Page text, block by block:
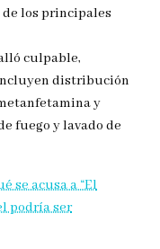
los principales
culpable,
distribución
y
fuego y lavado de
se acusa a “El
podría ser